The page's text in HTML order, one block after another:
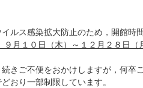
ルス感染拡大防止のため，開館時
月１０日（木）～１２月２８日（
続きご不便をおかけしますが，何卒
おり一部制限しています。